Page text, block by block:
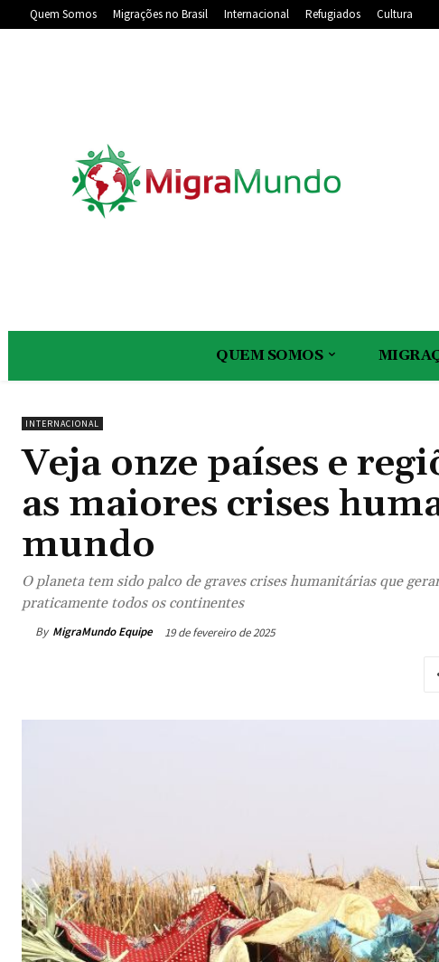
Quem Somos Migrações no Brasil Internacional Refugiados Cultura
QUEM SOMOS
INTERNACIONAL
Veja onze países e
as maiores crises
mundo
O planeta tem sido palco de graves crises humanitárias que
praticamente todos os continentes
By MigraMundo Equipe 19 de fevereiro de 2025